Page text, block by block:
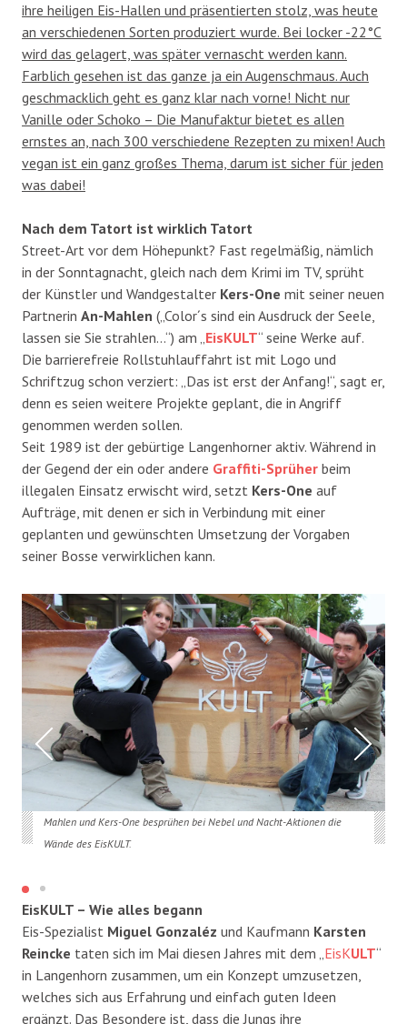
ihre heiligen Eis-Hallen und präsentierten stolz, was heute
an verschiedenen Sorten produziert wurde. Bei locker -22°C
wird das gelagert, was später vernascht werden kann.
Farblich gesehen ist das ganze ja ein Augenschmaus. Auch
geschmacklich geht es ganz klar nach vorne! Nicht nur
Vanille oder Schoko – Die Manufaktur bietet es allen
ernstes an, nach 300 verschiedene Rezepten zu mixen! Auch
vegan ist ein ganz großes Thema, darum ist sicher für jeden
was dabei!
Nach dem Tatort ist wirklich Tatort
Street-Art vor dem Höhepunkt? Fast regelmäßig, nämlich
in der Sonntagnacht, gleich nach dem Krimi im TV, sprüht
der Künstler und Wandgestalter Kers-One mit seiner neuen
Partnerin An-Mahlen („Color´s sind ein Ausdruck der Seele,
lassen sie Sie strahlen…“) am „EisKULT“ seine Werke auf.
Die barrierefreie Rollstuhlauffahrt ist mit Logo und
Schriftzug schon verziert: „Das ist erst der Anfang!“, sagt er,
denn es seien weitere Projekte geplant, die in Angriff
genommen werden sollen.
Seit 1989 ist der gebürtige Langenhorner aktiv. Während in
der Gegend der ein oder andere Graffiti-Sprüher beim
illegalen Einsatz erwischt wird, setzt Kers-One auf
Aufträge, mit denen er sich in Verbindung mit einer
geplanten und gewünschten Umsetzung der Vorgaben
seiner Bosse verwirklichen kann.
Mahlen und Kers-One besprühen bei Nebel und Nacht-Aktionen die
Wände des EisKULT.
EisKULT – Wie alles begann
Eis-Spezialist Miguel Gonzaléz und Kaufmann Karsten
Reincke taten sich im Mai diesen Jahres mit dem „EisKULT“
in Langenhorn zusammen, um ein Konzept umzusetzen,
welches sich aus Erfahrung und einfach guten Ideen
ergänzt. Das Besondere ist, dass die Jungs ihre